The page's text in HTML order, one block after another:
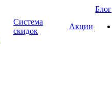
Система
скидок
Акции
Блог